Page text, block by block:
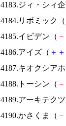
4183.ジィ・シィ
4184.リボミック（
4185.イビデン（ －
4186.アイズ（ ＋ ＋
4187.キオクシア
4188.トーシン（ －
4189.アーキテク
4190.かさくま（ －